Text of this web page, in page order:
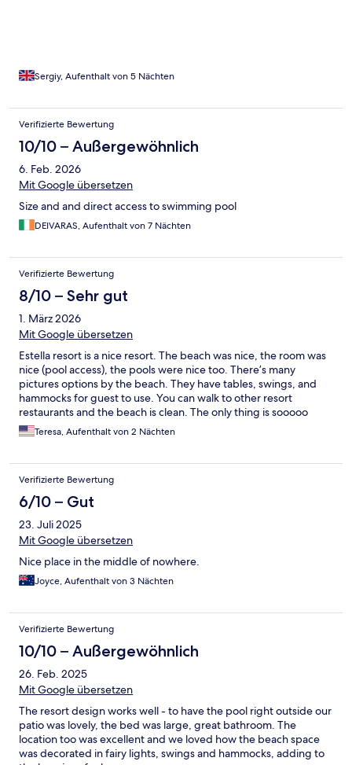
Sergiy, Aufenthalt von 5 Nächten
Verifizierte Bewertung
10/10 – Außergewöhnlich
6. Feb. 2026
Mit Google übersetzen
Size and and direct access to swimming pool
DEIVARAS, Aufenthalt von 7 Nächten
Verifizierte Bewertung
8/10 – Sehr gut
1. März 2026
Mit Google übersetzen
Estella resort is a nice resort. The beach was nice, the room was
nice (pool access), the pools were nice too. There’s many
pictures options by the beach. They have tables, swings, and
hammocks for guest to use. You can walk to other resort
restaurants and the beach is clean. The only thing is sooooo
many mosquitoes. Be prepared to get bit even with mosquitoes
repellent.
Teresa, Aufenthalt von 2 Nächten
Verifizierte Bewertung
6/10 – Gut
23. Juli 2025
Mit Google übersetzen
Nice place in the middle of nowhere.
Joyce, Aufenthalt von 3 Nächten
Verifizierte Bewertung
10/10 – Außergewöhnlich
26. Feb. 2025
Mit Google übersetzen
The resort design works well - to have the pool right outside our
patio was lovely, the bed was large, great bathroom. The
location too was excellent and we loved how the beach space
was decorated in fairy lights, swings and hammocks, adding to